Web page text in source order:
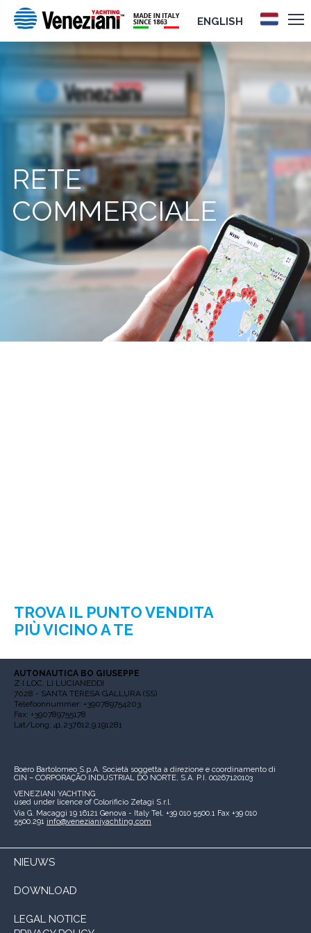
ENGLISH
RETE
COMMERCIALE
TROVA IL PUNTO VENDITA
PIÙ VICINO A TE
AUTONAUTICA BO GIUSEPPE
Z.I.LOC. LI LUCIANEDDI
7028 - SANTA TERESA GALLURA (SS)
Telefoonnummer: +390789754203
Fax: +390789755178
Lat/Long: 41.237612,9.191281
Boero Bartolomeo S.p.A. Società soggetta a direzione e coordinamento di
CIN – CORPORAÇÃO INDUSTRIAL DO NORTE, S.A. P.I. 00267120103
VENEZIANI YACHTING
used under licence of Colorificio Zetagi S.r.l.
Via G. Macaggi 19 16121 Genova - Italy Tel. +39 010 5500.1 Fax +39 010
5500.291 info@venezianiyachting.com
NIEUWS
DOWNLOAD
LEGAL NOTICE